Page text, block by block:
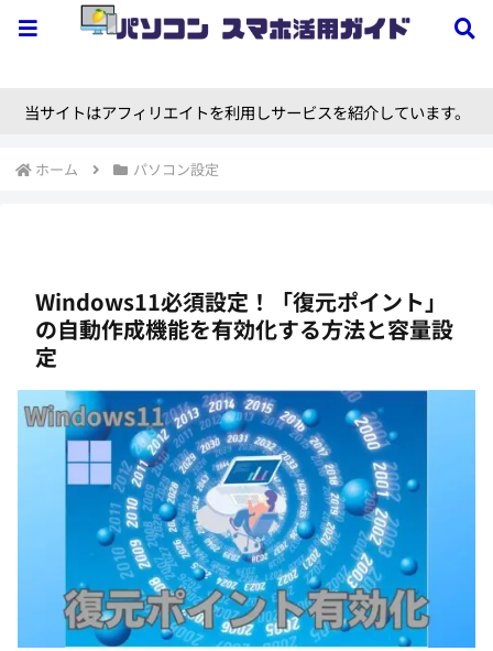
当サイトはアフィリエイトを利用しサービスを紹介しています。
ホーム パソコン設定
Windows11必須設定！「復元ポイント」
の自動作成機能を有効化する方法と容量設
定